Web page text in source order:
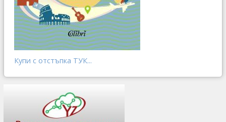
Купи с отстъпка ТУК...